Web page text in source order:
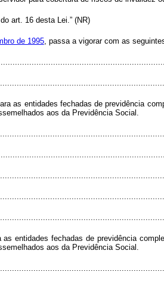
art. 16 desta Lei.” (NR)
de 1995, passa a vigorar com as
as entidades fechadas de previdência
aos da Previdência Social.
entidades fechadas de previdência
aos da Previdência Social.